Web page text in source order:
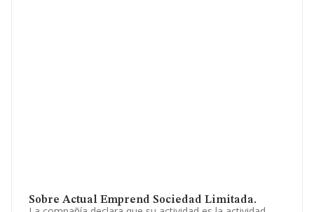
Sobre Actual Emprend Sociedad Limitada.